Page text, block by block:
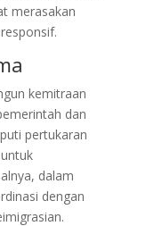
merasakan
kemitraan
dan
pertukaran
dalam
dengan